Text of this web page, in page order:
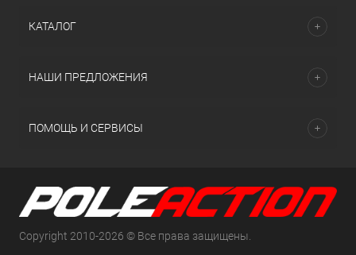
КАТАЛОГ
НАШИ ПРЕДЛОЖЕНИЯ
ПОМОЩЬ И СЕРВИСЫ
Copyright 2010-2026 © Все права защищены.